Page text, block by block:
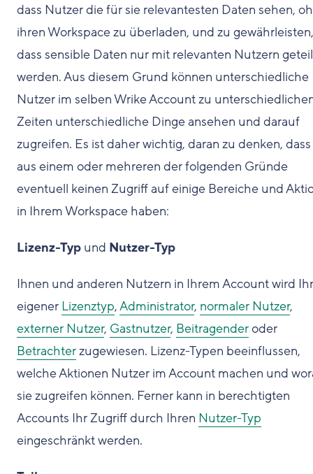
dass Nutzer die für sie relevantesten Daten sehen,
ihren Workspace zu überladen, und zu gewährleisten,
dass sensible Daten nur mit relevanten Nutzern
werden. Aus diesem Grund können unterschiedliche
Nutzer im selben Wrike Account zu
Zeiten unterschiedliche Dinge ansehen und darauf
zugreifen. Es ist daher wichtig, daran zu denken, dass
aus einem oder mehreren der folgenden Gründe
eventuell keinen Zugriff auf einige Bereiche und
in Ihrem Workspace haben:
Lizenz-Typ und Nutzer-Typ
Ihnen und anderen Nutzern in Ihrem Account wird Ihr
eigener Lizenztyp,Administrator, normaler Nutzer,
externer Nutzer, Gastnutzer, Beitragenderoder
Betrachterzugewiesen. Lizenz-Typen beeinflussen,
welche Aktionen Nutzer im Account machen und
sie zugreifen können. Ferner kann in berechtigten
Accounts Ihr Zugriff durch Ihren Nutzer-Typ
eingeschränkt werden.